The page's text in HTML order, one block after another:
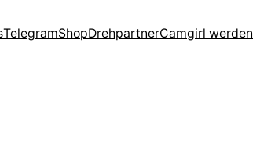
TelegramShopDrehpartnerCamgirl werden